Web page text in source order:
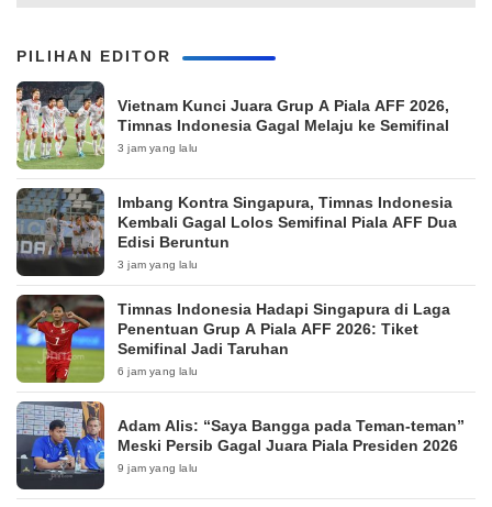
PILIHAN EDITOR
Vietnam Kunci Juara Grup A Piala AFF 2026,
Timnas Indonesia Gagal Melaju ke Semifinal
3 jam yang lalu
Imbang Kontra Singapura, Timnas Indonesia
Kembali Gagal Lolos Semifinal Piala AFF Dua
Edisi Beruntun
3 jam yang lalu
Timnas Indonesia Hadapi Singapura di Laga
Penentuan Grup A Piala AFF 2026: Tiket
Semifinal Jadi Taruhan
6 jam yang lalu
Adam Alis: “Saya Bangga pada Teman-teman”
Meski Persib Gagal Juara Piala Presiden 2026
9 jam yang lalu